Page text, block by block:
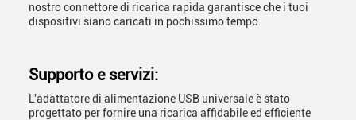
nostro connettore di ricarica rapida garantisce che i tuoi
dispositivi siano caricati in pochissimo tempo.
Supporto e servizi:
L'adattatore di alimentazione USB universale è stato
progettato per fornire una ricarica affidabile ed efficiente